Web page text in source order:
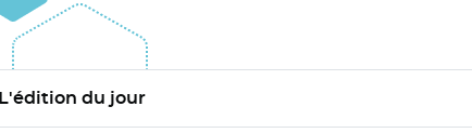
L'édition du jour